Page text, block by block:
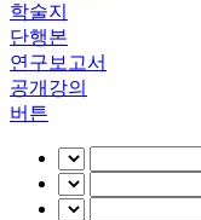
학술지
단행본
연구보고서
공개강의
버튼